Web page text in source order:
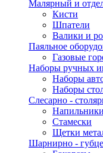
Малярный и
Кисти
Шпатели
Валики и
Паяльное
Газовые
Наборы ручных
Наборы
Наборы
Слесарно -
Напильники
Стамески
Щетки
Шарнирно -